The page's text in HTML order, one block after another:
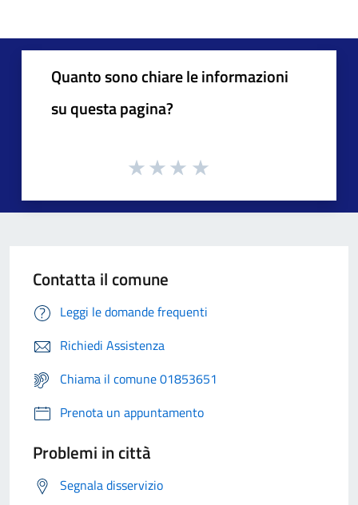
Quanto sono chiare le informazioni
su questa pagina?
Contatta il comune
Leggi le domande frequenti
Richiedi Assistenza
Chiama il comune 01853651
Prenota un appuntamento
Problemi in città
Segnala disservizio